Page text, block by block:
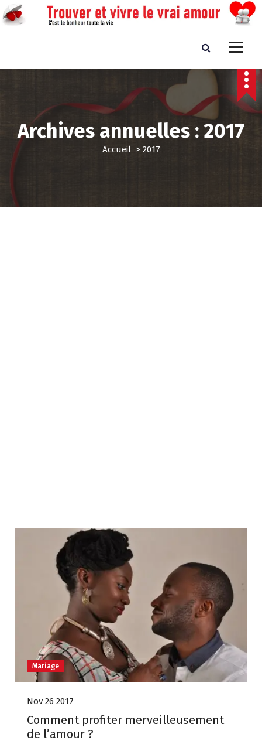
a
Trouver et vivre le vrai amour
Archives annuelles : 2017
Accueil> 2017
Mariage
Nov 26 2017
Comment profiter merveilleusement
de l’amour ?